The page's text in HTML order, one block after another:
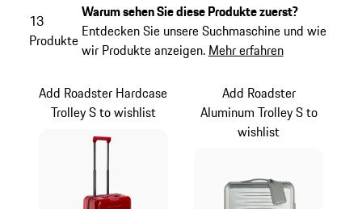
13
Produkte
Warum sehen Sie diese Produkte zuerst?
Entdecken Sie unsere Suchmaschine und wie
wir Produkte anzeigen. Mehr erfahren
Add Roadster Hardcase
Trolley S to wishlist
Add Roadster
Aluminum Trolley S to
wishlist